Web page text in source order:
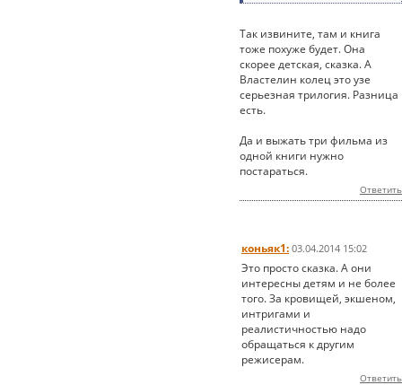
Так извините, там и книга
тоже похуже будет. Она
скорее детская, сказка. А
Властелин колец это узе
серьезная трилогия. Разница
есть.
Да и выжать три фильма из
одной книги нужно
постараться.
Ответить
коньяк1: 03.04.2014 15:02
Это просто сказка. А они
интересны детям и не более
того. За кровищей, экшеном,
интригами и
реалистичностью надо
обращаться к другим
режисерам.
Ответить